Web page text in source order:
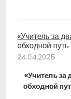
«Учитель за
обходной
24.04.2025
«Учитель за
обходной